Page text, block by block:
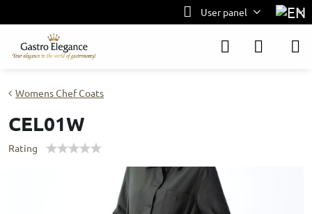
User panel
Womens Chef Coats
CEL01W
Rating